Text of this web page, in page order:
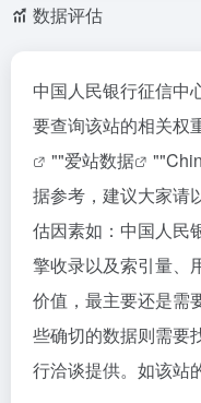
数据评估
中国人民银行征信中
要查询该站的相关权
""爱站数据 ""
据参考，建议大家请
估因素如：中国人民
擎收录以及索引量、
价值，最主要还是需
些确切的数据则需要
行洽谈提供。如该站